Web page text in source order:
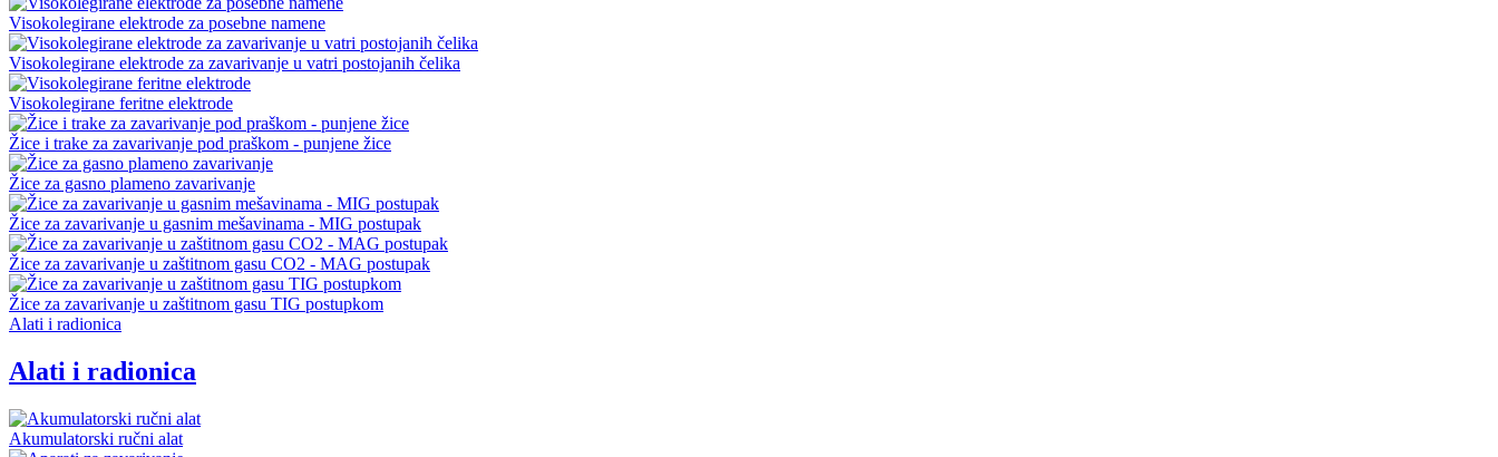
Visokolegirane elektrode za posebne namene
Visokolegirane elektrode za zavarivanje u vatri postojanih čelika
Visokolegirane feritne elektrode
Žice i trake za zavarivanje pod praškom - punjene žice
Žice za gasno plameno zavarivanje
Žice za zavarivanje u gasnim mešavinama - MIG postupak
Žice za zavarivanje u zaštitnom gasu CO2 - MAG postupak
Žice za zavarivanje u zaštitnom gasu TIG postupkom
Alati i radionica
Alati i radionica
Akumulatorski ručni alat